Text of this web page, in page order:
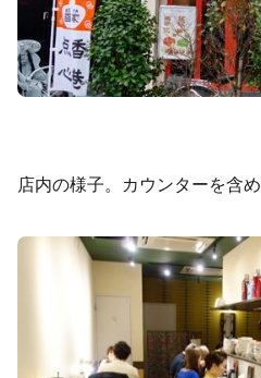
店内の様子。カウンターを含